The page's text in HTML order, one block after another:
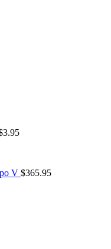
3.95
V $365.95